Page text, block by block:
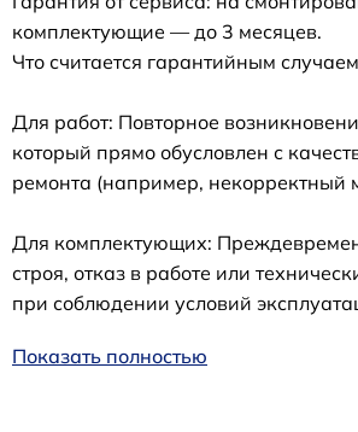
комплектующие — до 3 месяцев.
Что считается гарантийным
Для работ: Повторное
который прямо обусловлен с
ремонта (например, некорректный
Для комплектующих:
строя, отказ в работе или
при соблюдении условий
Показать полностью